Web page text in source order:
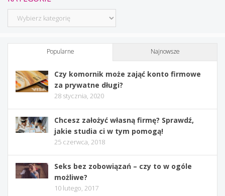
Kategorie
Popularne Najnowsze
Czy komornik może zająć konto firmowe
za prywatne długi?
28 stycznia, 2020
Chcesz założyć własną firmę? Sprawdź,
jakie studia ci w tym pomogą!
25 czerwca, 2018
Seks bez zobowiązań – czy to w ogóle
możliwe?
10 lutego, 2017